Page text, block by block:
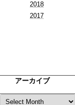
2018
2017
アーカイブ